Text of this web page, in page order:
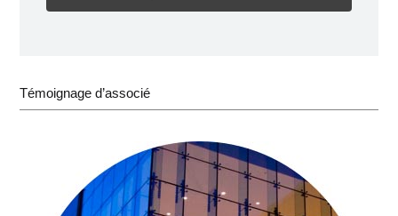
Témoignage d’associé